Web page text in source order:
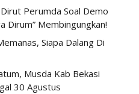
Perumda Soal Demo
Dirum” Membingungkan!
Siapa Dalang Di
Musda Kab Bekasi
30 Agustus